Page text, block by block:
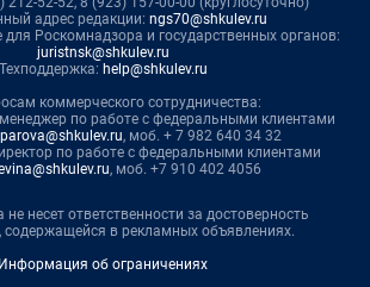
адрес редакции: ngs70@shkulev.ru
Роскомнадзора и государственных органов:
juristnsk@shkulev.ru
Техподдержка: help@shkulev.ru
коммерческого сотрудничества:
по работе с федеральными клиентами
, моб. + 7 982 640 34 32
по работе с федеральными клиентами
, моб. +7 910 402 4056
не несет ответственности за достоверность
в рекламных объявлениях.
Информация об ограничениях